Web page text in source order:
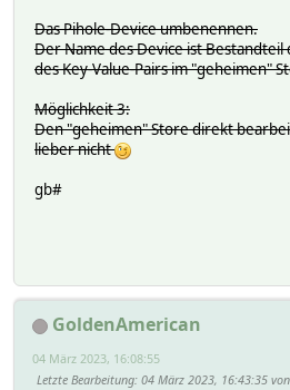
Das Pihole-Device umbenennen.
Der Name des Device ist Bestandteil
des Key-Value-Pairs im "geheimen"
Möglichkeit 3:
Den "geheimen" Store direkt
lieber nicht
gb#
GoldenAmerican
04 März 2023, 16:08:55
Letzte Bearbeitung: 04 März 2023, 16:43:35